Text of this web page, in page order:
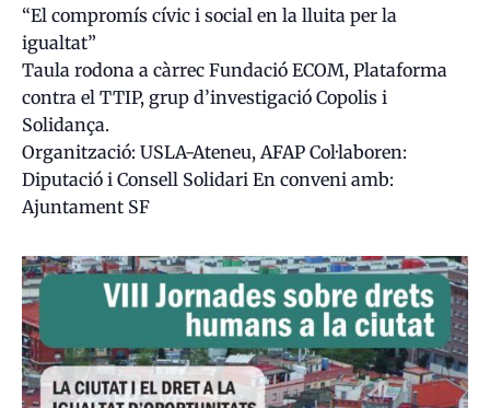
“El compromís cívic i social en la lluita per la
igualtat”
Taula rodona a càrrec Fundació ECOM, Plataforma
contra el TTIP, grup d’investigació Copolis i
Solidança.
Organització: USLA-Ateneu, AFAP Col·laboren:
Diputació i Consell Solidari En conveni amb:
Ajuntament SF